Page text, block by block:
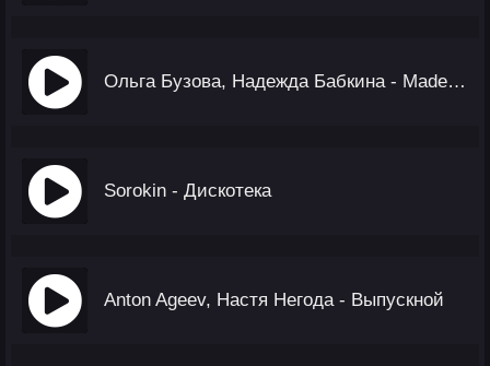
Ольга Бузова, Надежда Бабкина - Made in Russia
Sorokin - Дискотека
Anton Ageev, Настя Негода - Выпускной